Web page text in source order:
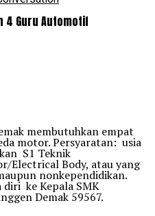
4 Guru Automotif
membutuhkan empat
motor. Persyaratan: usia
S1 Teknik
Electrical Body, atau yang
nonkependidikan.
ke Kepala SMK
Demak 59567.